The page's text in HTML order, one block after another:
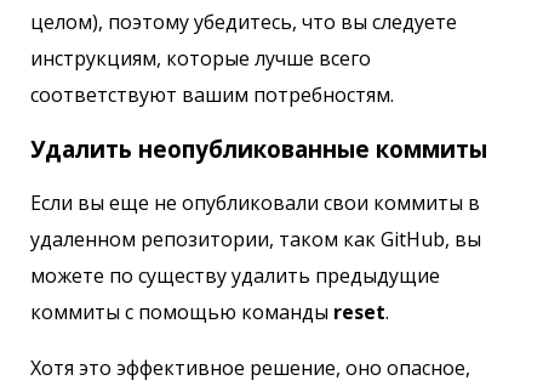
целом), поэтому убедитесь, что вы следуете
инструкциям, которые лучше всего
соответствуют вашим потребностям.
Удалить неопубликованные коммиты
Если вы еще не опубликовали свои коммиты в
удаленном репозитории, таком как GitHub, вы
можете по существу удалить предыдущие
коммиты с помощью команды reset.
Хотя это эффективное решение, оно опасное,